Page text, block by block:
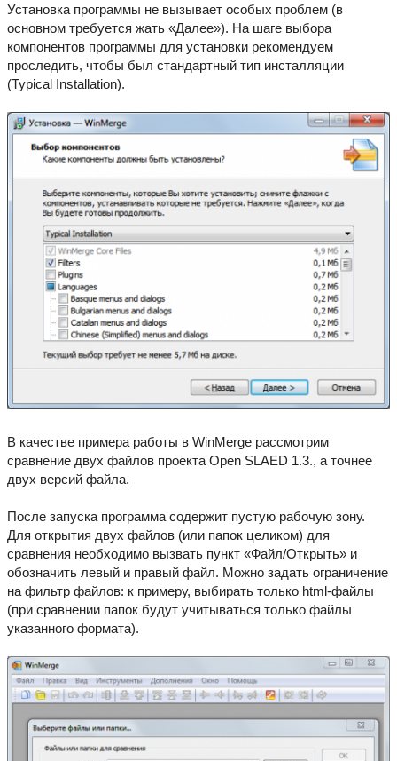
Установка программы не вызывает особых проблем (в
основном требуется жать «Далее»). На шаге выбора
компонентов программы для установки рекомендуем
проследить, чтобы был стандартный тип инсталляции
(Typical Installation).
В качестве примера работы в WinMerge рассмотрим
сравнение двух файлов проекта Open SLAED 1.3., а точнее
двух версий файла.
После запуска программа содержит пустую рабочую зону.
Для открытия двух файлов (или папок целиком) для
сравнения необходимо вызвать пункт «Файл/Открыть» и
обозначить левый и правый файл. Можно задать ограничение
на фильтр файлов: к примеру, выбирать только html-файлы
(при сравнении папок будут учитываться только файлы
указанного формата).